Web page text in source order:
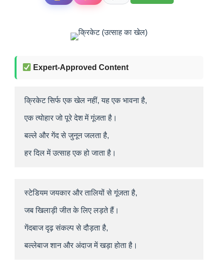
Expert-Approved Content
क्रिकेट सिर्फ एक खेल नहीं, यह एक भावना है,
एक त्योहार जो पूरे देश में गूंजता है।
बल्ले और गेंद से जुनून जलता है,
हर दिल में उत्साह एक हो जाता है।
स्टेडियम जयकार और तालियों से गूंजता है,
जब खिलाड़ी जीत के लिए लड़ते हैं।
गेंदबाज दृढ़ संकल्प से दौड़ता है,
बल्लेबाज शान और अंदाज में खड़ा होता है।